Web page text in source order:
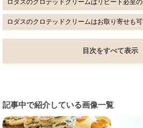
ロダスのクロテッドクリームはリピート必至
ロダスのクロテッドクリームはお取り寄せも
目次をすべて表示
記事中で紹介している画像一覧